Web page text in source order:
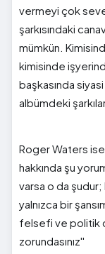
vermeyi çok
şarkısındaki
mümkün.
kimisinde
başkasında
albümdeki
Roger Waters
hakkında şu
varsa o da
yalnızca bir
felsefi ve politik
zorundasınız''